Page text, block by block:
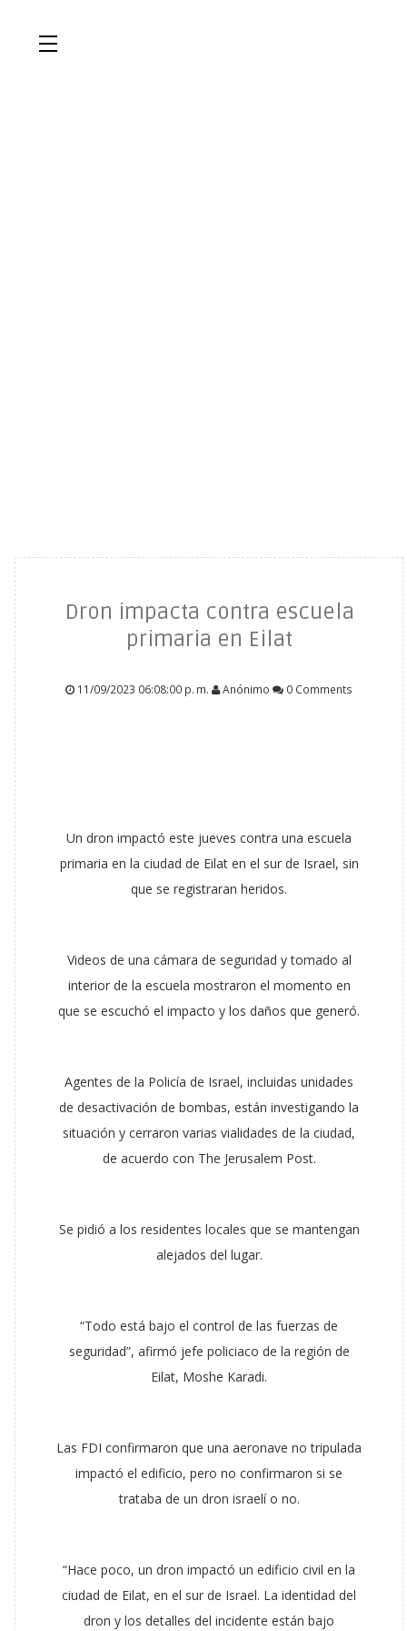
Dron impacta contra escuela
primaria en Eilat
11/09/2023 06:08:00 p. m. Anónimo 0 Comments
Un dron impactó este jueves contra una escuela
primaria en la ciudad de Eilat en el sur de Israel, sin
que se registraran heridos.
Videos de una cámara de seguridad y tomado al
interior de la escuela mostraron el momento en
que se escuchó el impacto y los daños que generó.
Agentes de la Policía de Israel, incluidas unidades
de desactivación de bombas, están investigando la
situación y cerraron varias vialidades de la ciudad,
de acuerdo con The Jerusalem Post.
Se pidió a los residentes locales que se mantengan
alejados del lugar.
“Todo está bajo el control de las fuerzas de
seguridad”, afirmó jefe policiaco de la región de
Eilat, Moshe Karadi.
Las FDI confirmaron que una aeronave no tripulada
impactó el edificio, pero no confirmaron si se
trataba de un dron israelí o no.
“Hace poco, un dron impactó un edificio civil en la
ciudad de Eilat, en el sur de Israel. La identidad del
dron y los detalles del incidente están bajo